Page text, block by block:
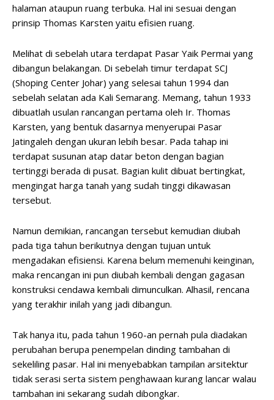
halaman ataupun ruang terbuka. Hal ini sesuai dengan
prinsip Thomas Karsten yaitu efisien ruang.
Melihat di sebelah utara terdapat Pasar Yaik Permai yang
dibangun belakangan. Di sebelah timur terdapat SCJ
(Shoping Center Johar) yang selesai tahun 1994 dan
sebelah selatan ada Kali Semarang. Memang, tahun 1933
dibuatlah usulan rancangan pertama oleh Ir. Thomas
Karsten, yang bentuk dasarnya menyerupai Pasar
Jatingaleh dengan ukuran lebih besar. Pada tahap ini
terdapat susunan atap datar beton dengan bagian
tertinggi berada di pusat. Bagian kulit dibuat bertingkat,
mengingat harga tanah yang sudah tinggi dikawasan
tersebut.
Namun demikian, rancangan tersebut kemudian diubah
pada tiga tahun berikutnya dengan tujuan untuk
mengadakan efisiensi. Karena belum memenuhi keinginan,
maka rencangan ini pun diubah kembali dengan gagasan
konstruksi cendawa kembali dimunculkan. Alhasil, rencana
yang terakhir inilah yang jadi dibangun.
Tak hanya itu, pada tahun 1960-an pernah pula diadakan
perubahan berupa penempelan dinding tambahan di
sekeliling pasar. Hal ini menyebabkan tampilan arsitektur
tidak serasi serta sistem penghawaan kurang lancar walau
tambahan ini sekarang sudah dibongkar.